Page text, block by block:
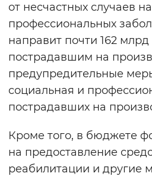
от несчастных случаев
профессиональных
направит почти 162
пострадавшим на
предупредительные
социальная и
пострадавших на
Кроме того, в бюджете
на предоставление
реабилитации и другие